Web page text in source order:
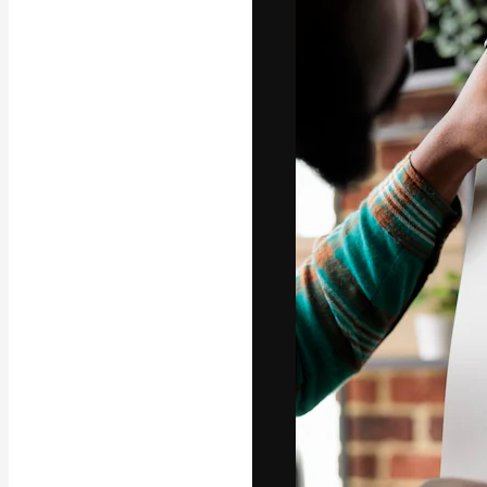
Platforma
najlepszych
Polski
Copyright © 2010-